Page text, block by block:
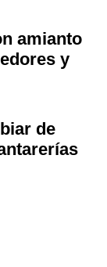
amianto
y
de